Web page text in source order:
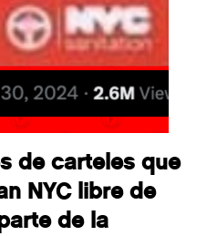
de carteles que
NYC libre de
de la